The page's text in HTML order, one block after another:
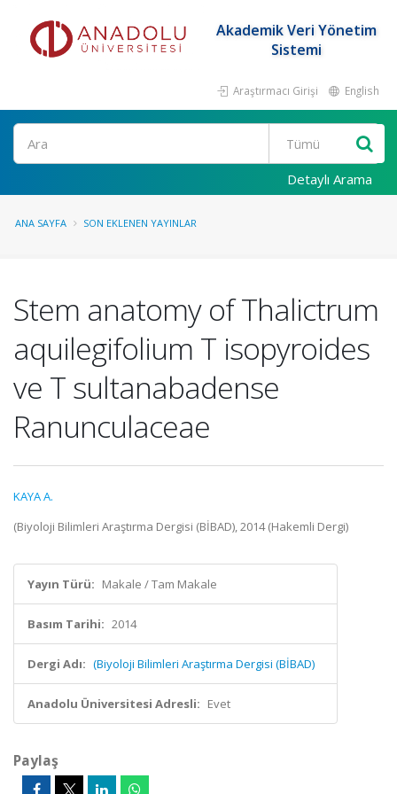
Akademik Veri Yönetim
Sistemi
Araştırmacı Girişi English
Ara
Detaylı Arama
ANA SAYFA SON EKLENEN YAYINLAR
Stem anatomy of Thalictrum
aquilegifolium T isopyroides
ve T sultanabadense
Ranunculaceae
KAYA A.
(Biyoloji Bilimleri Araştırma Dergisi (BİBAD), 2014 (Hakemli Dergi)
Yayın Türü: Makale / Tam Makale
Basım Tarihi: 2014
Dergi Adı: (Biyoloji Bilimleri Araştırma Dergisi (BİBAD)
Anadolu Üniversitesi Adresli: Evet
Paylaş